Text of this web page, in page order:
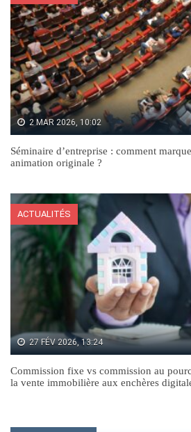
2 MAR 2026, 10:02
Séminaire d’entreprise : comment
animation originale ?
ACTUALITÉS
27 FÉV 2026, 13:24
Commission fixe vs commission au
la vente immobilière aux enchères